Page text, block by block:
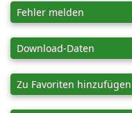
Fehler melden
Download-Daten
Zu Favoriten hinzufügen